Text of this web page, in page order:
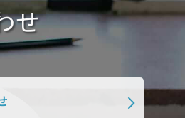
6月 2020年5月
3月 2020年2月
9月
せ